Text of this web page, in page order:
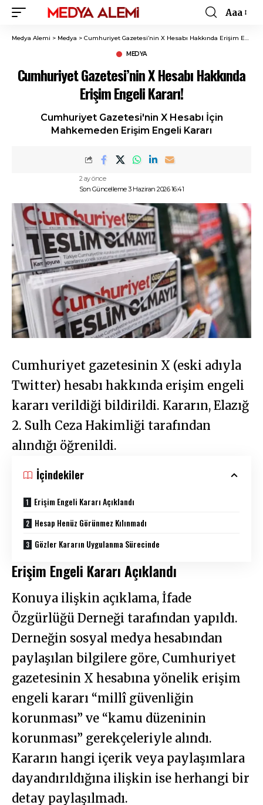
Font
Resizer
Aaa
Medya Alemi > Medya > Cumhuriyet Gazetesi’nin X Hesabı Hakkında Erişim Engeli Kararı!
MEDYA
Cumhuriyet Gazetesi’nin X Hesabı Hakkında
Erişim Engeli Kararı!
Cumhuriyet Gazetesi'nin X Hesabı İçin
Mahkemeden Erişim Engeli Kararı
Son Güncelleme 3 Haziran 2026 16:41
2 ay önce
Cumhuriyet gazetesinin X (eski adıyla
Twitter) hesabı hakkında erişim engeli
kararı verildiği bildirildi. Kararın, Elazığ
2. Sulh Ceza Hakimliği tarafından
alındığı öğrenildi.
İçindekiler
Erişim Engeli Kararı Açıklandı
Hesap Henüz Görünmez Kılınmadı
Gözler Kararın Uygulanma Sürecinde
Erişim Engeli Kararı Açıklandı
Konuya ilişkin açıklama, İfade
Özgürlüğü Derneği tarafından yapıldı.
Derneğin sosyal medya hesabından
paylaşılan bilgilere göre, Cumhuriyet
gazetesinin X hesabına yönelik erişim
engeli kararı “millî güvenliğin
korunması” ve “kamu düzeninin
korunması” gerekçeleriyle alındı.
Kararın hangi içerik veya paylaşımlara
dayandırıldığına ilişkin ise herhangi bir
detay paylaşılmadı.